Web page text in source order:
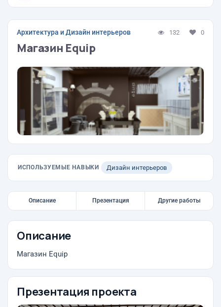
Архитектура и Дизайн интерьеров 132 0
Магазин Equip
ИСПОЛЬЗУЕМЫЕ НАВЫКИ Дизайн интерьеров
Описание Презентация Другие работы
Описание
Магазин Equip
Презентация проекта